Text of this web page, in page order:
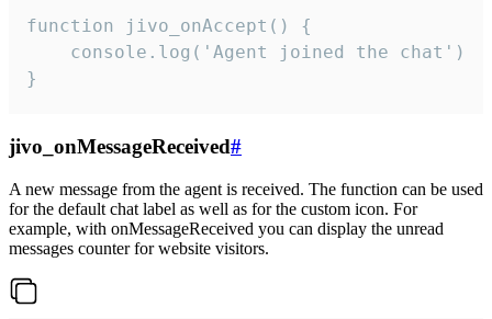
function jivo_onAccept() {
}
jivo_onMessageReceived#
A new message from the agent is received. The function can be used
for the default chat label as well as for the custom icon. For
example, with onMessageReceived you can display the unread
messages counter for website visitors.